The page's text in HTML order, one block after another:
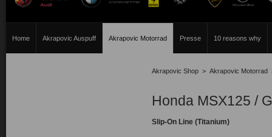
Home Akrapovic Auspuff Akrapovic Motorrad Presse 10 reasons why
Akrapovic Shop > Akrapovic Motorrad
Honda MSX125 /
Slip-On Line (Titanium)